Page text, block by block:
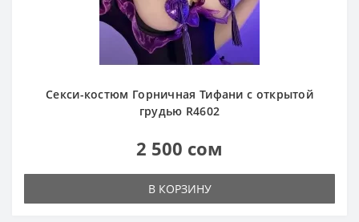
Секси-костюм Горничная Тифани с открытой
грудью R4602
2 500 сом
В КОРЗИНУ